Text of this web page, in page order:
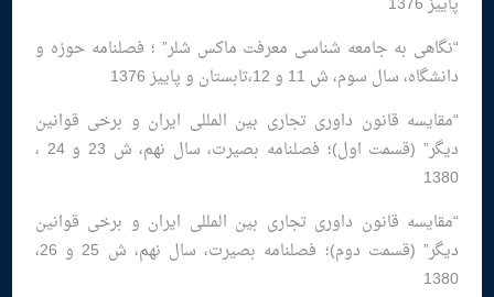
“نگاهی به جامعه شناسی معرفت ماکس شلر” ؛ فصلنامه حوزه و
دانشگاه، سال سوم، ش 11 و 12،تابستان و پاییز 1376
“مقایسه قانون داوری تجاری بین المللی ایران و برخی قوانین
دیگر” (قسمت اول)؛ فصلنامه بصیرت، سال نهم، ش 23 و 24 ،
1380
“مقایسه قانون داوری تجاری بین المللی ایران و برخی قوانین
دیگر” (قسمت دوم)؛ فصلنامه بصیرت، سال نهم، ش 25 و 26،
1380